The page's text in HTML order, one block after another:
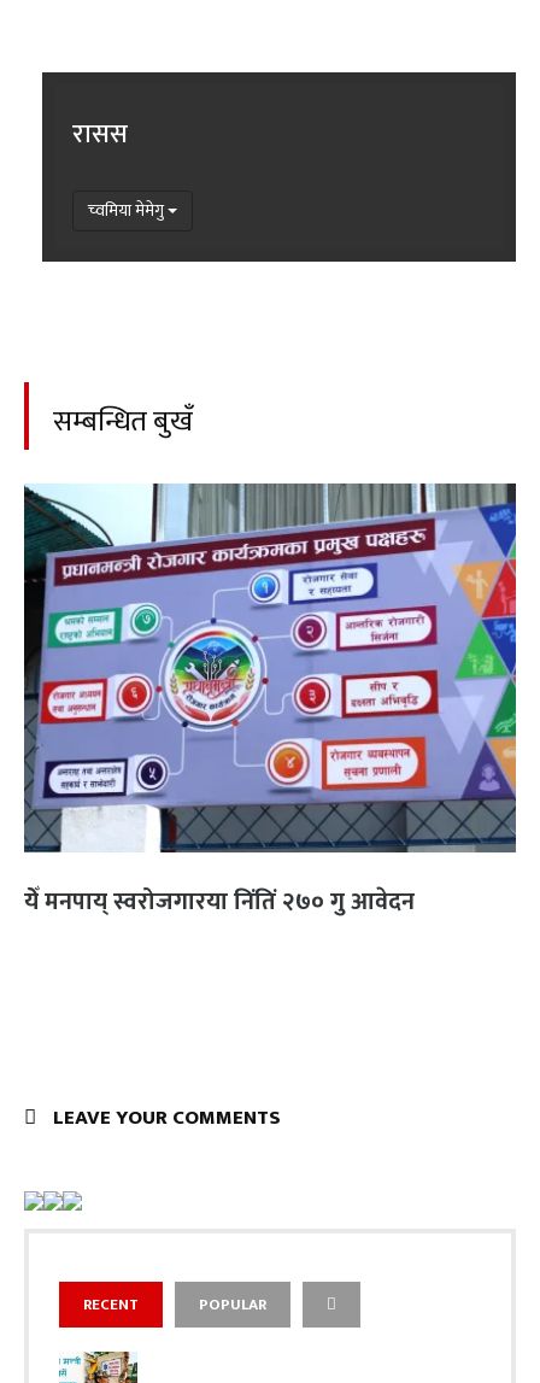
रासस
च्वमिया मेमेगु
सम्बन्धित बुखँ
येँ मनपाय् स्वरोजगारया निंतिं २७० गु आवेदन
LEAVE YOUR COMMENTS
RECENT POPULAR